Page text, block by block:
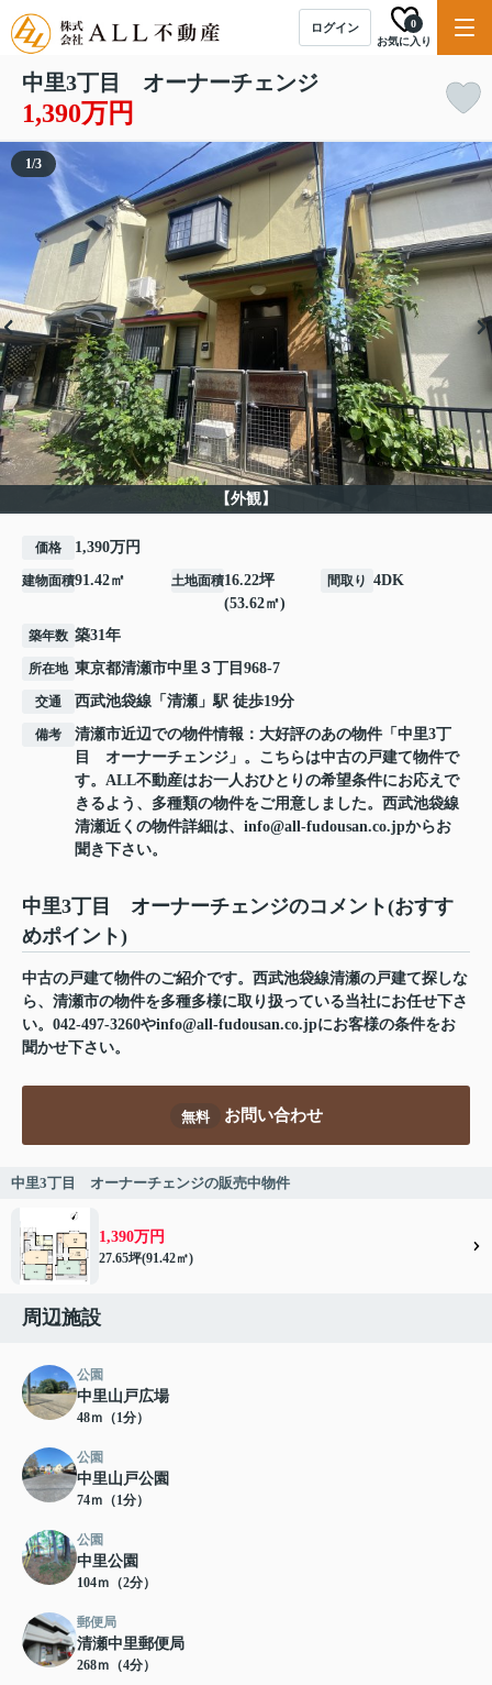
ログイン
お気に入り
0
中里3丁目 オーナーチェンジ
1,390万円
【外観】
1/3
価格 1,390万円
建物面積91.42㎡ 土地面積16.22坪
(53.62㎡)
間取り 4DK
築年数 築31年
所在地 東京都清瀬市中里 ３丁目968-7
交通 西武池袋線 「 清瀬 」駅 徒歩19分
備考
清瀬市近辺での物件情報：大好評のあの物件「中里3丁
目 オーナーチェンジ」。こちらは中古の戸建て物件で
す。ALL不動産はお一人おひとりの希望条件にお応えで
きるよう、多種類の物件をご用意しました。西武池袋線
清瀬近くの物件詳細は、info@all-fudousan.co.jpからお
聞き下さい。
中里3丁目 オーナーチェンジのコメント(おすす
めポイント)
中古の戸建て物件のご紹介です。西武池袋線清瀬の戸建て探しな
ら、清瀬市の物件を多種多様に取り扱っている当社にお任せ下さ
い。042-497-3260やinfo@all-fudousan.co.jpにお客様の条件をお
聞かせ下さい。
無料 お問い合わせ
中里3丁目 オーナーチェンジの販売中物件
1,390万円
27.65坪(91.42㎡)
周辺施設
公園
中里山戸広場
48ｍ（1分）
公園
中里山戸公園
74ｍ（1分）
公園
中里公園
104ｍ（2分）
郵便局
清瀬中里郵便局
268ｍ（4分）